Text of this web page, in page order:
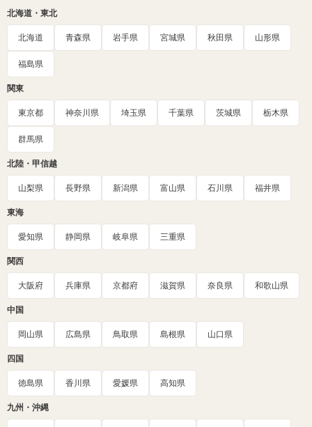
北海道・東北
北海道 青森県 岩手県 宮城県 秋田県 山形県
福島県
関東
東京都 神奈川県 埼玉県 千葉県 茨城県 栃木県
群馬県
北陸・甲信越
山梨県 長野県 新潟県 富山県 石川県 福井県
東海
愛知県 静岡県 岐阜県 三重県
関西
大阪府 兵庫県 京都府 滋賀県 奈良県 和歌山県
中国
岡山県 広島県 鳥取県 島根県 山口県
四国
徳島県 香川県 愛媛県 高知県
九州・沖縄